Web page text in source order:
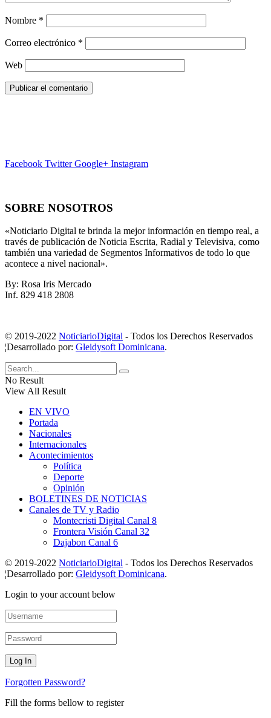
Nombre *
Correo electrónico *
Web
Facebook Twitter Google+ Instagram
SOBRE NOSOTROS
«Noticiario Digital te brinda la mejor información en tiempo real, a
través de publicación de Noticia Escrita, Radial y Televisiva, como
también una variedad de Segmentos Informativos de todo lo que
acontece a nivel nacional».
By: Rosa Iris Mercado
Inf. 829 418 2808
© 2019-2022 NoticiarioDigital - Todos los Derechos Reservados
¦Desarrollado por: Gleidysoft Dominicana.
No Result
View All Result
EN VIVO
Portada
Nacionales
Internacionales
Acontecimientos
Política
Deporte
Opinión
BOLETINES DE NOTICIAS
Canales de TV y Radio
Montecristi Digital Canal 8
Frontera Visión Canal 32
Dajabon Canal 6
© 2019-2022 NoticiarioDigital - Todos los Derechos Reservados
¦Desarrollado por: Gleidysoft Dominicana.
Login to your account below
Forgotten Password?
Fill the forms bellow to register